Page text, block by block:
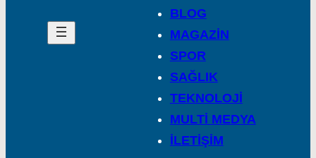
BLOG
MAGAZİN
SPOR
SAĞLIK
TEKNOLOJİ
MULTİ MEDYA
İLETİŞİM